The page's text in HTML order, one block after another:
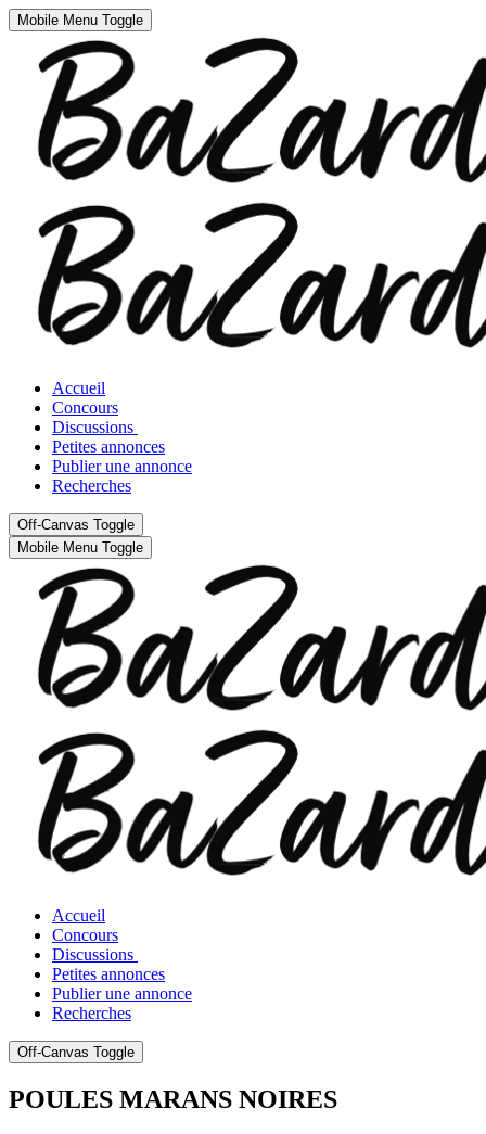
Mobile Menu Toggle
Accueil
Concours
Discussions
Petites annonces
Publier une annonce
Recherches
Off-Canvas Toggle
Mobile Menu Toggle
Accueil
Concours
Discussions
Petites annonces
Publier une annonce
Recherches
Off-Canvas Toggle
POULES MARANS NOIRES